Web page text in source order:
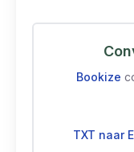
Bookize
TXT naar